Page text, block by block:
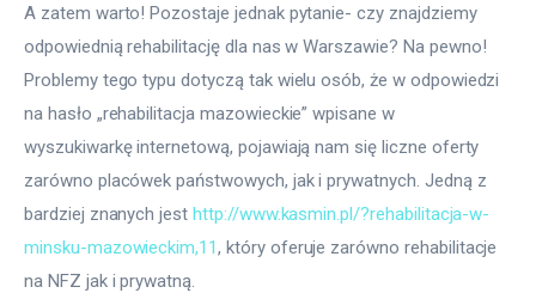
A zatem warto! Pozostaje jednak pytanie- czy znajdziemy
odpowiednią rehabilitację dla nas w Warszawie? Na pewno!
Problemy tego typu dotyczą tak wielu osób, że w odpowiedzi
na hasło „rehabilitacja mazowieckie” wpisane w
wyszukiwarkę internetową, pojawiają nam się liczne oferty
zarówno placówek państwowych, jak i prywatnych. Jedną z
bardziej znanych jest http://www.kasmin.pl/?rehabilitacja-w-
minsku-mazowieckim,11, który oferuje zarówno rehabilitacje
na NFZ jak i prywatną.